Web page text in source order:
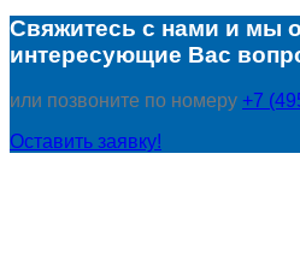
Свяжитесь с нами и мы
интересующие Вас
или позвоните по номеру +7
Оставить заявку!